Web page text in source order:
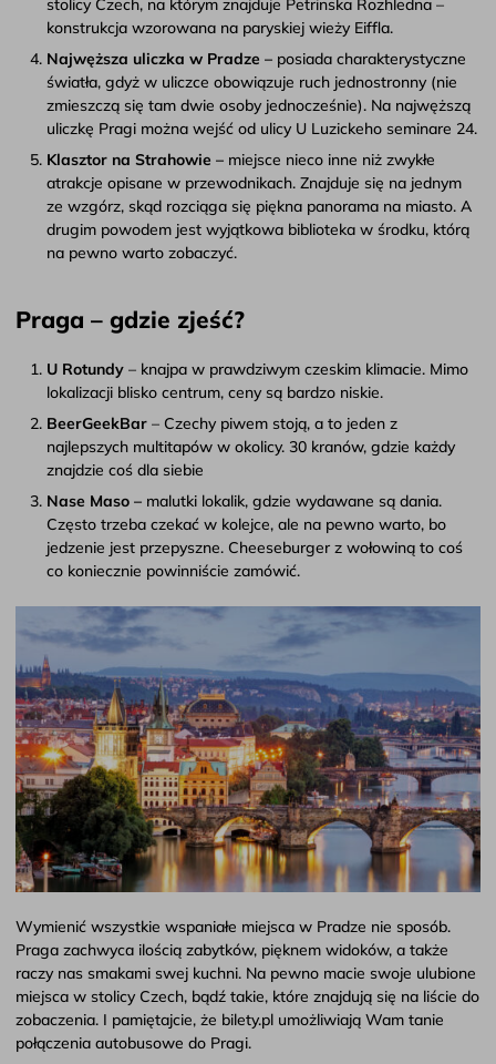
stolicy Czech, na którym znajduje Petrinska Rozhledna –
konstrukcja wzorowana na paryskiej wieży Eiffla.
Najwęższa uliczka w Pradze – posiada charakterystyczne
światła, gdyż w uliczce obowiązuje ruch jednostronny (nie
zmieszczą się tam dwie osoby jednocześnie). Na najwęższą
uliczkę Pragi można wejść od ulicy U Luzickeho seminare 24.
Klasztor na Strahowie – miejsce nieco inne niż zwykłe
atrakcje opisane w przewodnikach. Znajduje się na jednym
ze wzgórz, skąd rozciąga się piękna panorama na miasto. A
drugim powodem jest wyjątkowa biblioteka w środku, którą
na pewno warto zobaczyć.
Praga – gdzie zjeść?
U Rotundy – knajpa w prawdziwym czeskim klimacie. Mimo
lokalizacji blisko centrum, ceny są bardzo niskie.
BeerGeekBar – Czechy piwem stoją, a to jeden z
najlepszych multitapów w okolicy. 30 kranów, gdzie każdy
znajdzie coś dla siebie
Nase Maso – malutki lokalik, gdzie wydawane są dania.
Często trzeba czekać w kolejce, ale na pewno warto, bo
jedzenie jest przepyszne. Cheeseburger z wołowiną to coś
co koniecznie powinniście zamówić.
Wymienić wszystkie wspaniałe miejsca w Pradze nie sposób.
Praga zachwyca ilością zabytków, pięknem widoków, a także
raczy nas smakami swej kuchni. Na pewno macie swoje ulubione
miejsca w stolicy Czech, bądź takie, które znajdują się na liście do
zobaczenia. I pamiętajcie, że bilety.pl umożliwiają Wam tanie
połączenia autobusowe do Pragi.